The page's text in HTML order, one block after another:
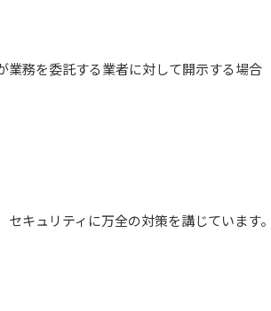
業務を委託する業者に対して開示する場合
キュリティに万全の対策を講じています。